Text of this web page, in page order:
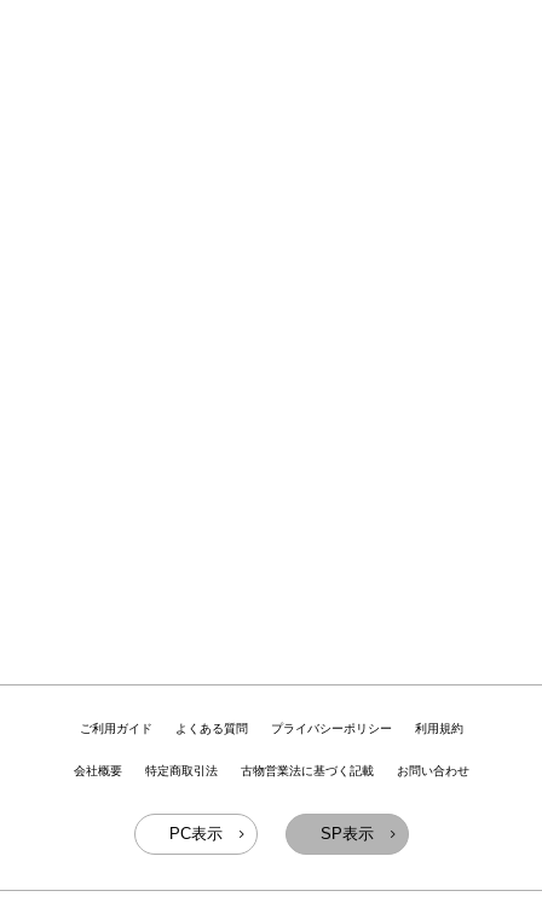
ご利用ガイド よくある質問 プライバシーポリシー 利用規約
会社概要 特定商取引法 古物営業法に基づく記載 お問い合わせ
PC表示 SP表示